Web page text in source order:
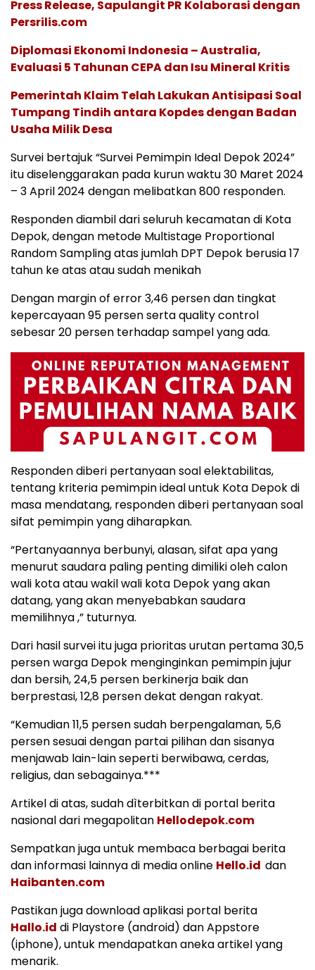
Press Release, Sapulangit PR Kolaborasi dengan
Persrilis.com
Diplomasi Ekonomi Indonesia – Australia,
Evaluasi 5 Tahunan CEPA dan Isu Mineral Kritis
Pemerintah Klaim Telah Lakukan Antisipasi Soal
Tumpang Tindih antara Kopdes dengan Badan
Usaha Milik Desa
Survei bertajuk “Survei Pemimpin Ideal Depok 2024”
itu diselenggarakan pada kurun waktu 30 Maret 2024
– 3 April 2024 dengan melibatkan 800 responden.
Responden diambil dari seluruh kecamatan di Kota
Depok, dengan metode Multistage Proportional
Random Sampling atas jumlah DPT Depok berusia 17
tahun ke atas atau sudah menikah
Dengan margin of error 3,46 persen dan tingkat
kepercayaan 95 persen serta quality control
sebesar 20 persen terhadap sampel yang ada.
Responden diberi pertanyaan soal elektabilitas,
tentang kriteria pemimpin ideal untuk Kota Depok di
masa mendatang, responden diberi pertanyaan soal
sifat pemimpin yang diharapkan.
“Pertanyaannya berbunyi, alasan, sifat apa yang
menurut saudara paling penting dimiliki oleh calon
wali kota atau wakil wali kota Depok yang akan
datang, yang akan menyebabkan saudara
memilihnya ,” tuturnya.
Dari hasil survei itu juga prioritas urutan pertama 30,5
persen warga Depok menginginkan pemimpin jujur
dan bersih, 24,5 persen berkinerja baik dan
berprestasi, 12,8 persen dekat dengan rakyat.
“Kemudian 11,5 persen sudah berpengalaman, 5,6
persen sesuai dengan partai pilihan dan sisanya
menjawab lain-lain seperti berwibawa, cerdas,
religius, dan sebagainya.***
Artikel di atas, sudah dìterbitkan di portal berita
nasional dari megapolitan Hellodepok.com
Sempatkan juga untuk membaca berbagai berita
dan informasi lainnya di media online Hello.id dan
Haibanten.com
Pastikan juga download aplikasi portal berita
Hallo.id di Playstore (android) dan Appstore
(iphone), untuk mendapatkan aneka artikel yang
menarik.